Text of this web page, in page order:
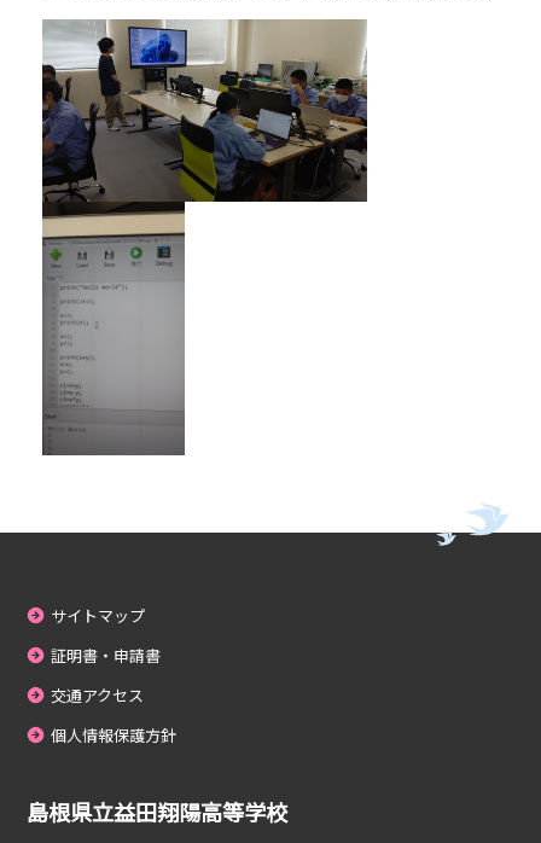
サイトマップ
証明書・申請書
交通アクセス
個人情報保護方針
島根県立益田翔陽高等学校